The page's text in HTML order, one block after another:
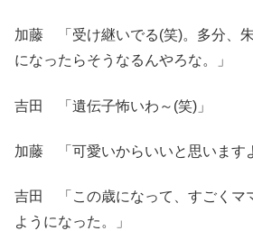
加藤 「受け継いでる(笑)。多分、
になったらそうなるんやろな。」
吉田 「遺伝子怖いわ～(笑)」
加藤 「可愛いからいいと思います
吉田 「この歳になって、すごくマ
ようになった。」